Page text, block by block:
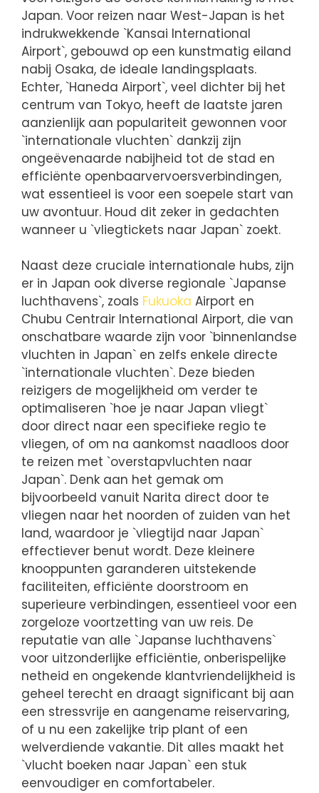
Japan. Voor reizen naar West-Japan is het
indrukwekkende `Kansai International
Airport`, gebouwd op een kunstmatig eiland
nabij Osaka, de ideale landingsplaats.
Echter, `Haneda Airport`, veel dichter bij het
centrum van Tokyo, heeft de laatste jaren
aanzienlijk aan populariteit gewonnen voor
`internationale vluchten` dankzij zijn
ongeëvenaarde nabijheid tot de stad en
efficiënte openbaarvervoersverbindingen,
wat essentieel is voor een soepele start van
uw avontuur. Houd dit zeker in gedachten
wanneer u `vliegtickets naar Japan` zoekt.
Naast deze cruciale internationale hubs, zijn
er in Japan ook diverse regionale `Japanse
luchthavens`, zoals Fukuoka Airport en
Chubu Centrair International Airport, die van
onschatbare waarde zijn voor `binnenlandse
vluchten in Japan` en zelfs enkele directe
`internationale vluchten`. Deze bieden
reizigers de mogelijkheid om verder te
optimaliseren `hoe je naar Japan vliegt`
door direct naar een specifieke regio te
vliegen, of om na aankomst naadloos door
te reizen met `overstapvluchten naar
Japan`. Denk aan het gemak om
bijvoorbeeld vanuit Narita direct door te
vliegen naar het noorden of zuiden van het
land, waardoor je `vliegtijd naar Japan`
effectiever benut wordt. Deze kleinere
knooppunten garanderen uitstekende
faciliteiten, efficiënte doorstroom en
superieure verbindingen, essentieel voor een
zorgeloze voortzetting van uw reis. De
reputatie van alle `Japanse luchthavens`
voor uitzonderlijke efficiëntie, onberispelijke
netheid en ongekende klantvriendelijkheid is
geheel terecht en draagt significant bij aan
een stressvrije en aangename reiservaring,
of u nu een zakelijke trip plant of een
welverdiende vakantie. Dit alles maakt het
`vlucht boeken naar Japan` een stuk
eenvoudiger en comfortabeler.